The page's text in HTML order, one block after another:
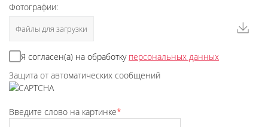
Фотографии:
Файлы для загрузки
Я согласен(а) на обработку персональных данных
Защита от автоматических сообщений
Введите слово на картинке*